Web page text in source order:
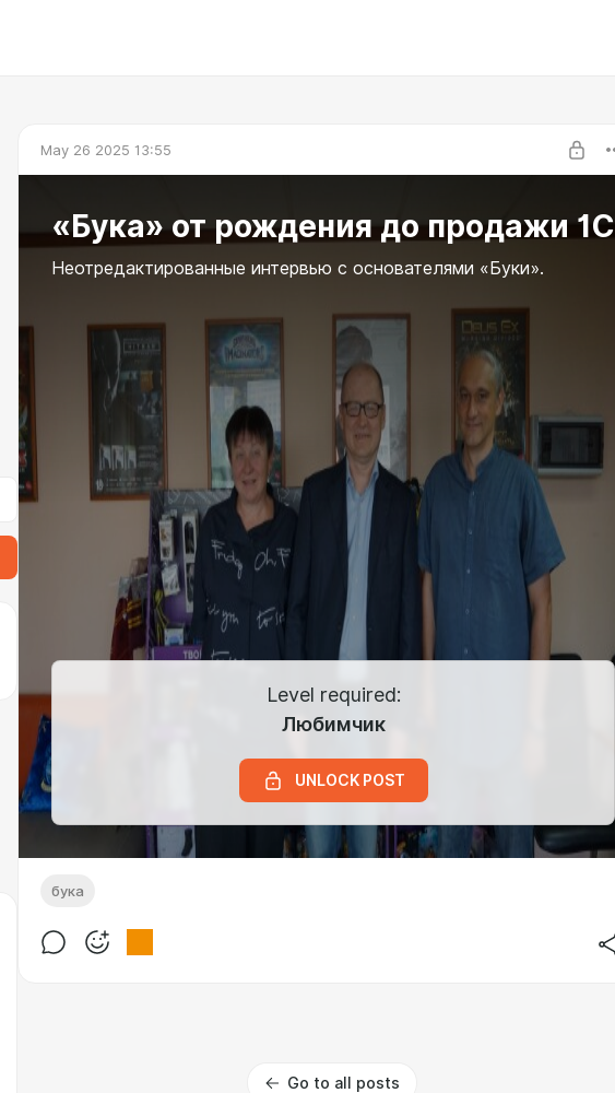
May 26 2025 13:55
«Бука» от рождения до продажи 1С
Неотредактированные интервью с основателями «Буки».
Level required:
Любимчик
UNLOCK POST
бука
Go to all posts